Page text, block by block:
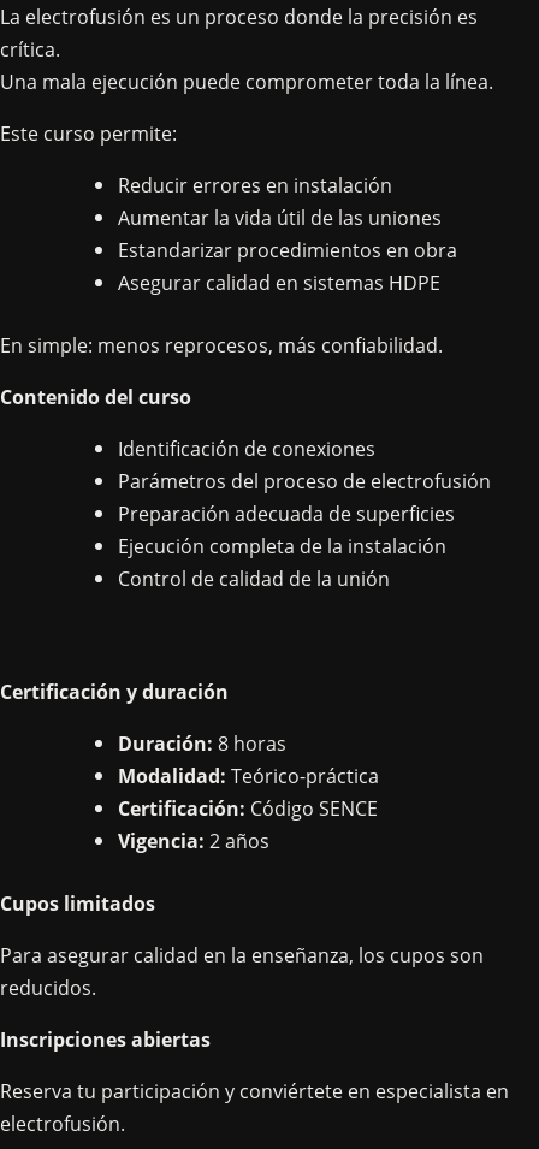
La electrofusión es un proceso donde la precisión es
crítica.
Una mala ejecución puede comprometer toda la línea.
Este curso permite:
Reducir errores en instalación
Aumentar la vida útil de las uniones
Estandarizar procedimientos en obra
Asegurar calidad en sistemas HDPE
En simple: menos reprocesos, más confiabilidad.
Contenido del curso
Identificación de conexiones
Parámetros del proceso de electrofusión
Preparación adecuada de superficies
Ejecución completa de la instalación
Control de calidad de la unión
Certificación y duración
Duración: 8 horas
Modalidad: Teórico-práctica
Certificación: Código SENCE
Vigencia: 2 años
Cupos limitados
Para asegurar calidad en la enseñanza, los cupos son
reducidos.
Inscripciones abiertas
Reserva tu participación y conviértete en especialista en
electrofusión.